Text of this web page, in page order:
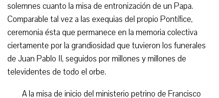
solemnes cuanto la misa de entronización de un Papa.
Comparable tal vez a las exequias del propio Pontífice,
ceremonia ésta que permanece en la memoria colectiva
ciertamente por la grandiosidad que tuvieron los funerales
de Juan Pablo II, seguidos por millones y millones de
televidentes de todo el orbe.
A la misa de inicio del ministerio petrino de Francisco